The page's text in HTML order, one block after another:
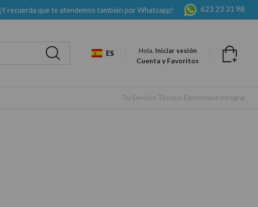
¡Y recuerda que te atendemos también por Whatsapp! 623 23 31 98
ES Hola, Iniciar sesión
Cuenta y Favoritos
Tu Servicio Técnico Electrónico Integral